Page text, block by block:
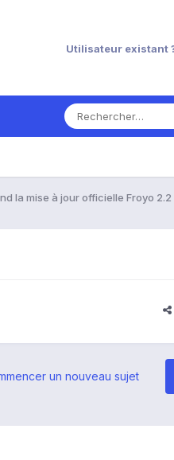
Utilisateur existant
la mise à jour officielle Froyo 2.2
un nouveau sujet